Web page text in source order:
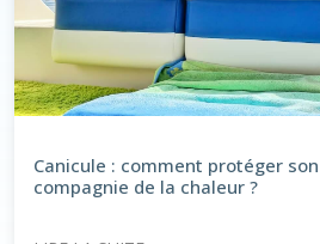
Canicule : comment protéger
compagnie de la chaleur ?